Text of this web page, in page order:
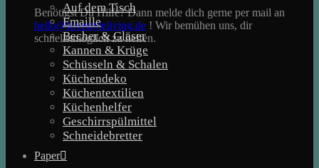
Benötigst Du Hilfe? Dann melde dich gerne per mail an
hello@lovestyleliving.de ! Wir bemühen uns, dir
schnellstmöglich zu helfen.
Auf dem Tisch
Emaille
Becher & Gläser
Kannen & Krüge
Schüsseln & Schalen
Küchendeko
Küchentextilien
Küchenhelfer
Geschirrspülmittel
Schneidebretter
Paper